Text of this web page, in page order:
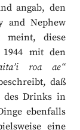
angab, den
and Nephew
meint, diese
1944 mit den
roa ae“
daß
des Drinks in
ebenfalls
eine